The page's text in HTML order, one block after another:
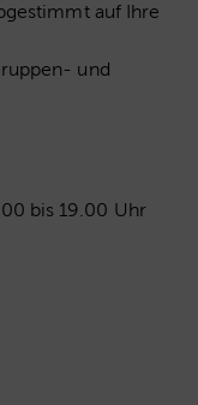
auf Ihre
und
bis 19.00 Uhr